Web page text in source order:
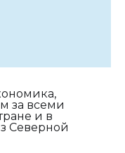
за всеми
и в
Северной